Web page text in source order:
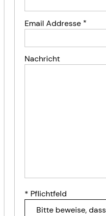
Email Addresse *
Nachricht
Bitte
* Pflichtfeld
Bitte beweise,